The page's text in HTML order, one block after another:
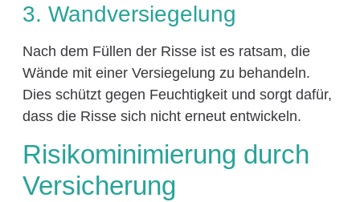
3. Wandversiegelung
Nach dem Füllen der Risse ist es ratsam, die
Wände mit einer Versiegelung zu behandeln.
Dies schützt gegen Feuchtigkeit und sorgt dafür,
dass die Risse sich nicht erneut entwickeln.
Risikominimierung durch
Versicherung